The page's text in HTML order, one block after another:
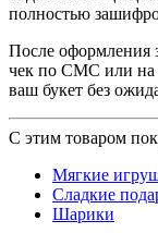
полностью
После оформления
чек по СМС или на
ваш букет без
С этим товаром
Мягкие
Сладкие
Шарики